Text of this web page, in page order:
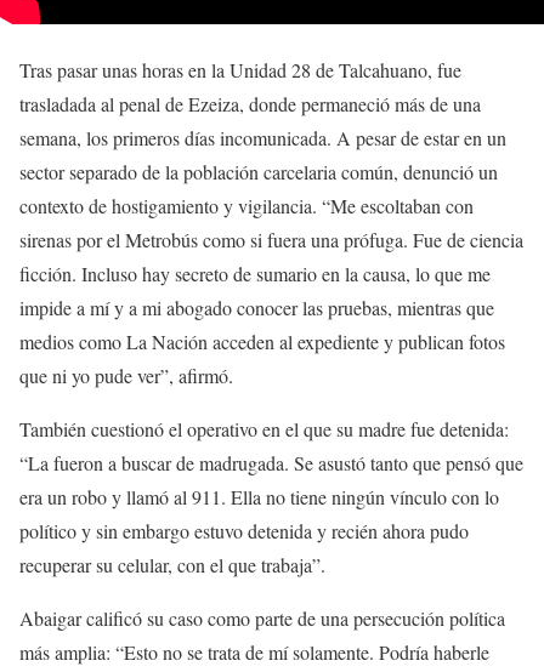
Tras pasar unas horas en la Unidad 28 de Talcahuano, fue
trasladada al penal de Ezeiza, donde permaneció más de una
semana, los primeros días incomunicada. A pesar de estar en un
sector separado de la población carcelaria común, denunció un
contexto de hostigamiento y vigilancia. “Me escoltaban con
sirenas por el Metrobús como si fuera una prófuga. Fue de ciencia
ficción. Incluso hay secreto de sumario en la causa, lo que me
impide a mí y a mi abogado conocer las pruebas, mientras que
medios como La Nación acceden al expediente y publican fotos
que ni yo pude ver”, afirmó.
También cuestionó el operativo en el que su madre fue detenida:
“La fueron a buscar de madrugada. Se asustó tanto que pensó que
era un robo y llamó al 911. Ella no tiene ningún vínculo con lo
político y sin embargo estuvo detenida y recién ahora pudo
recuperar su celular, con el que trabaja”.
Abaigar calificó su caso como parte de una persecución política
más amplia: “Esto no se trata de mí solamente. Podría haberle